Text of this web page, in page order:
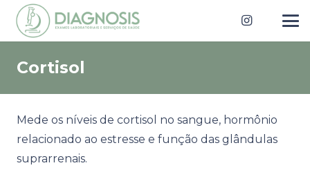
Cortisol
Mede os níveis de cortisol no sangue, hormônio
relacionado ao estresse e função das glândulas
suprarrenais.